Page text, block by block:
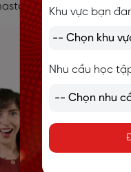
khám phá những
Khu vực bạn
Nhu cầu học